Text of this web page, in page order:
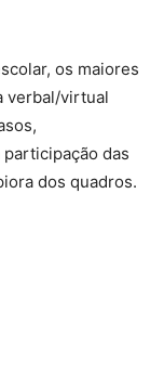
os maiores
verbal/virtual
das
dos quadros.